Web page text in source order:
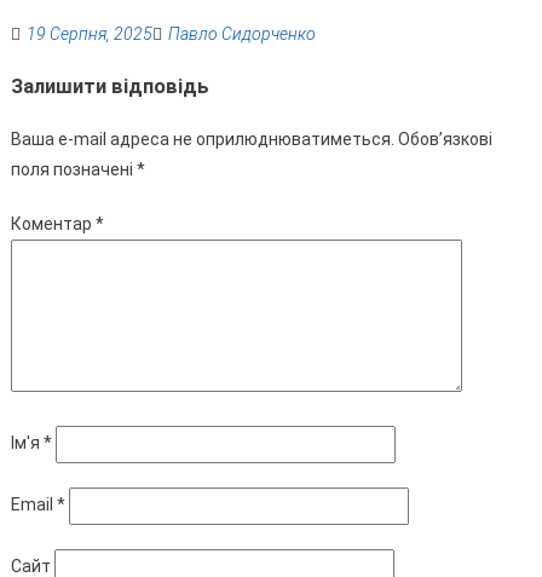
19 Серпня, 2025 Павло Сидорченко
Залишити відповідь
Ваша e-mail адреса не оприлюднюватиметься. Обов’язкові
поля позначені *
Коментар *
Ім'я *
Email *
Сайт